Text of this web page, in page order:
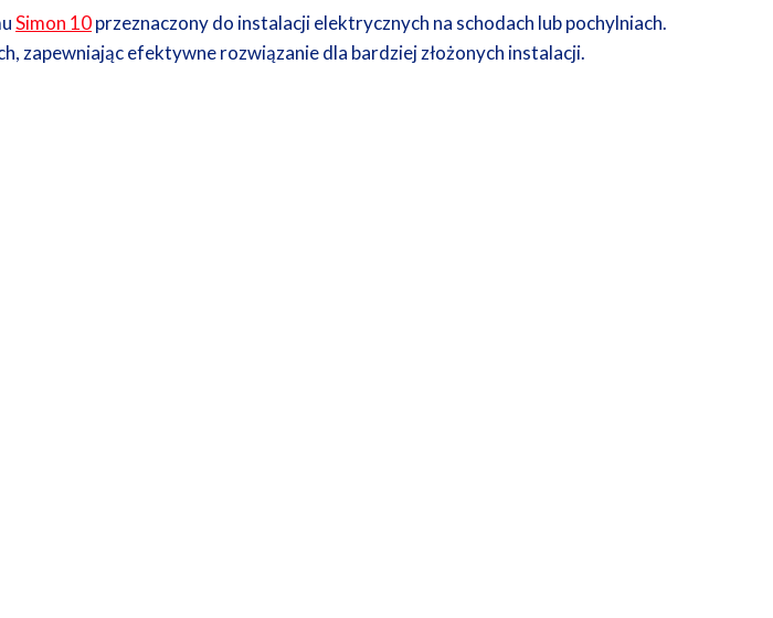
Simon 10przeznaczony do instalacji elektrycznych na schodach lub pochylniach.
zapewniając efektywne rozwiązanie dla bardziej złożonych instalacji.